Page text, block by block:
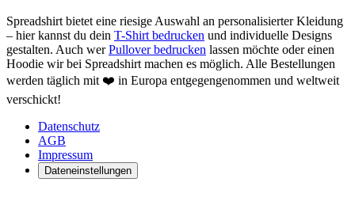
Spreadshirt bietet eine riesige Auswahl an personalisierter Kleidung
– hier kannst du dein T-Shirt bedrucken und individuelle Designs
gestalten. Auch werPullover bedrucken lassen möchte oder einen
Hoodie wir bei Spreadshirt machen es möglich. Alle Bestellungen
werden täglich mit ❤️ in Europa entgegengenommen und weltweit
verschickt!
Datenschutz
AGB
Impressum
Dateneinstellungen